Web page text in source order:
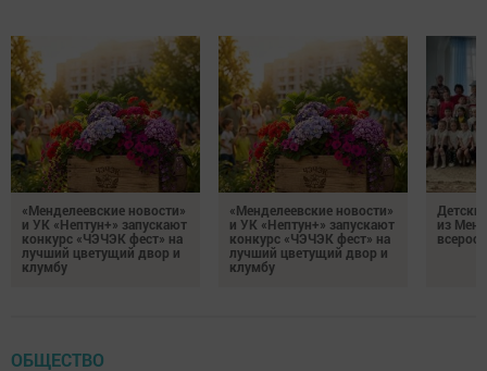
«Менделеевские новости»
и УК «Нептун+» запускают
конкурс «ЧЭЧЭК фест» на
лучший цветущий двор и
клумбу
«Менделеевские новости»
и УК «Нептун+» запускают
конкурс «ЧЭЧЭК фест» на
лучший цветущий двор и
клумбу
из
ОБЩЕСТВО